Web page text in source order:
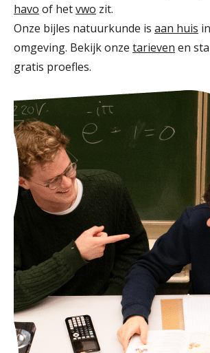
havo of hetvwo zit.
Onze bijles natuurkunde is aan huis
omgeving. Bekijk onze tarieven en
gratis proefles.